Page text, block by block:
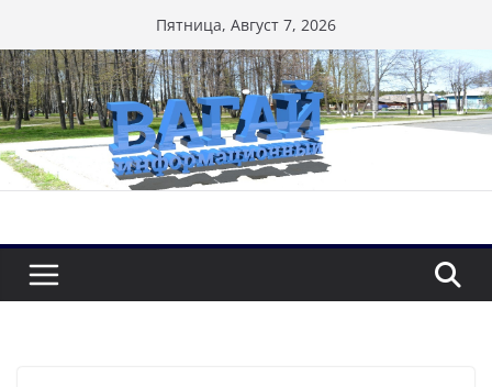
к
содержимому
Пятница, Август 7, 2026